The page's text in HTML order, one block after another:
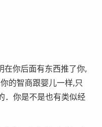
在你后面有东西推了你,
的智商跟婴儿一样,只
．你是不是也有类似经